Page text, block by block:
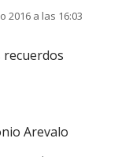
2016 a las 16:03
Arevalo